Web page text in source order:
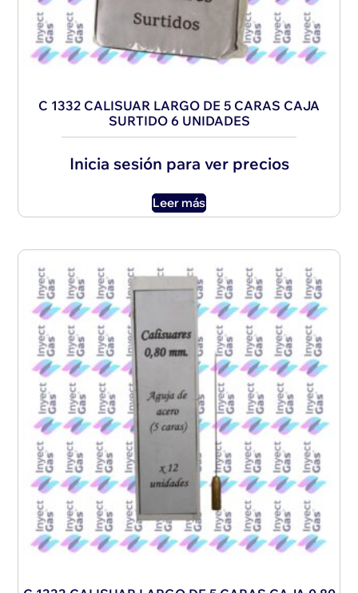
C 1332 CALISUAR LARGO DE 5 CARAS CAJA
SURTIDO 6 UNIDADES
Inicia sesión para ver precios
Leer más